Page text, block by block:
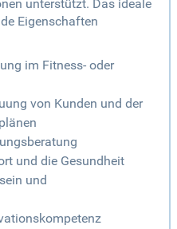
unterstützt. Das ideale
Eigenschaften
im Fitness- oder
von Kunden und der
und die Gesundheit
und